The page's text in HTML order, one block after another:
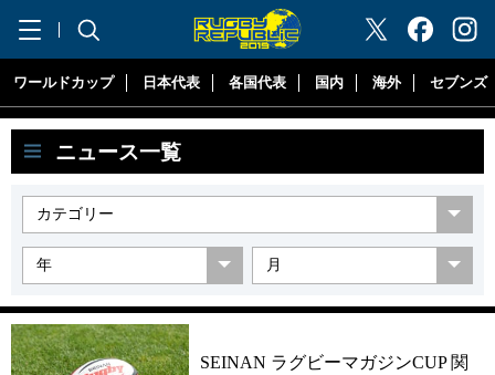
"ラグビーリパブリック"
ワールドカップ 日本代表 各国代表 国内 海外 セブンズ
ニュース一覧
SEINAN ラグビーマガジンCUP 関